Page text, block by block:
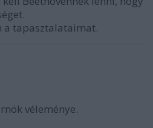
a tapasztalataimat.
véleménye.